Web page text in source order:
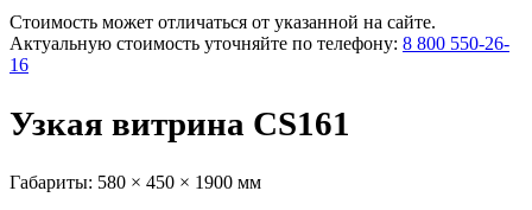
Стоимость может отличаться от указанной на сайте.
Актуальную стоимость уточняйте по телефону: 8 800 550-26-
16
Узкая витрина CS161
Габариты: 580 × 450 × 1900 мм